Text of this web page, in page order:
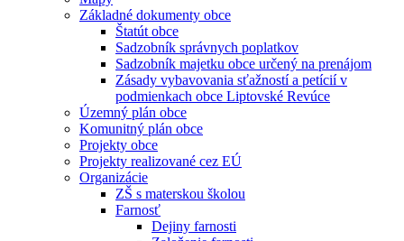
Základné dokumenty obce
Štatút obce
Sadzobník správnych poplatkov
Sadzobník majetku obce určený na prenájom
Zásady vybavovania sťažností a petícií v
podmienkach obce Liptovské Revúce
Územný plán obce
Komunitný plán obce
Projekty obce
Projekty realizované cez EÚ
Organizácie
ZŠ s materskou školou
Farnosť
Dejiny farnosti